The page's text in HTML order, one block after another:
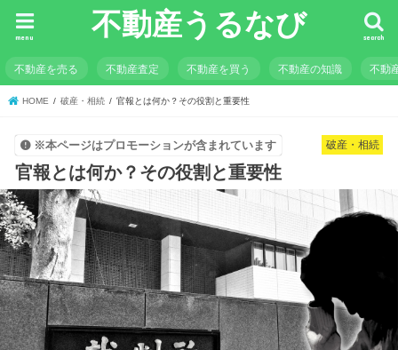
不動産うるなび search
menu
不動産を売る 不動産査定 不動産を買う 不動産の知識 不動
HOME 破産・相続 官報とは何か？その役割と重要性
破産・相続
※本ページはプロモーションが含まれています
官報とは何か？その役割と重要性